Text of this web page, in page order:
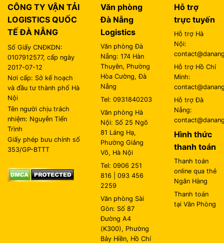
CÔNG TY VẬN TẢI
LOGISTICS QUỐC
TẾ ĐÀ NẴNG
Số Giấy CNĐKDN:
0107912577, cấp ngày
2017-07-12
Nơi cấp: Sở kế hoạch
và đầu tư thành phố Hà
Nội
Tên người chịu trách
nhiệm: Nguyễn Tiến
Trình
Giấy phép bưu chính số
353/GP-BTTT
Văn phòng
Đà Nẵng
Logistics
Văn phòng Đà
Nẵng: 174 Hàn
Thuyên, Phường
Hòa Cường, Đà
Nẵng
Tel: 0931840203
Văn phòng Hà
Nội: Số 25 Ngõ
81 Láng Hạ,
Phường Giảng
Võ, Hà Nội
Tel: 0906 251
816 | 093 456
2259
Văn phòng Sài
Gòn: Số 87
Đường A4
(K300), Phường
Bảy Hiền, Hồ Chí
Hỗ trợ
trực tuyến
Hỗ trợ Hà
Nội:
Hỗ trợ Hồ Chí
Minh:
Hỗ trợ Đà
Nẵng:
Hình thức
thanh toán
Thanh toán
online qua thẻ
Ngân Hàng
Thanh toán
tại Văn Phòng